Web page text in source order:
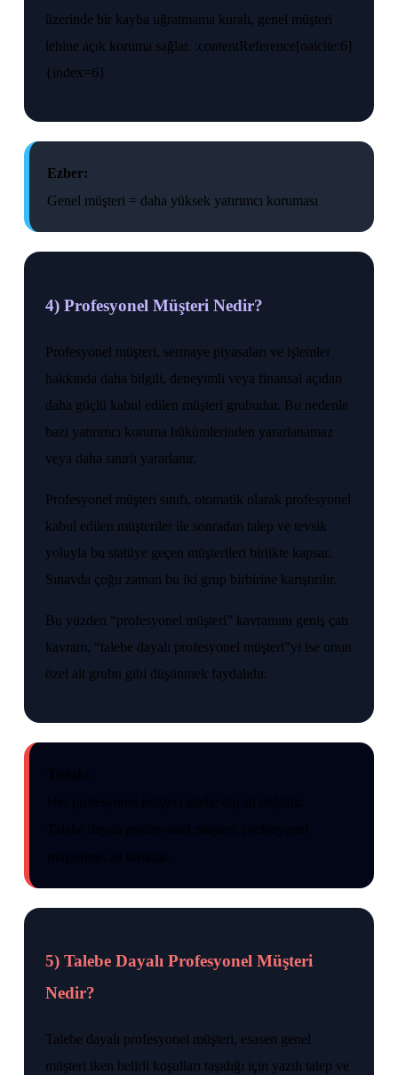
üzerinde bir kayba uğratmama kuralı, genel müşteri
lehine açık koruma sağlar. :contentReference[oaicite:6]
{index=6}
Ezber:
Genel müşteri = daha yüksek yatırımcı koruması
4) Profesyonel Müşteri Nedir?
Profesyonel müşteri, sermaye piyasaları ve işlemler
hakkında daha bilgili, deneyimli veya finansal açıdan
daha güçlü kabul edilen müşteri grubudur. Bu nedenle
bazı yatırımcı koruma hükümlerinden yararlanamaz
veya daha sınırlı yararlanır.
Profesyonel müşteri sınıfı, otomatik olarak profesyonel
kabul edilen müşteriler ile sonradan talep ve tevsik
yoluyla bu statüye geçen müşterileri birlikte kapsar.
Sınavda çoğu zaman bu iki grup birbirine karıştırılır.
Bu yüzden “profesyonel müşteri” kavramını geniş çatı
kavram, “talebe dayalı profesyonel müşteri”yi ise onun
özel alt grubu gibi düşünmek faydalıdır.
5) Talebe Dayalı Profesyonel Müşteri
Nedir?
Talebe dayalı profesyonel müşteri, esasen genel
müşteri iken belirli koşulları taşıdığı için yazılı talep ve